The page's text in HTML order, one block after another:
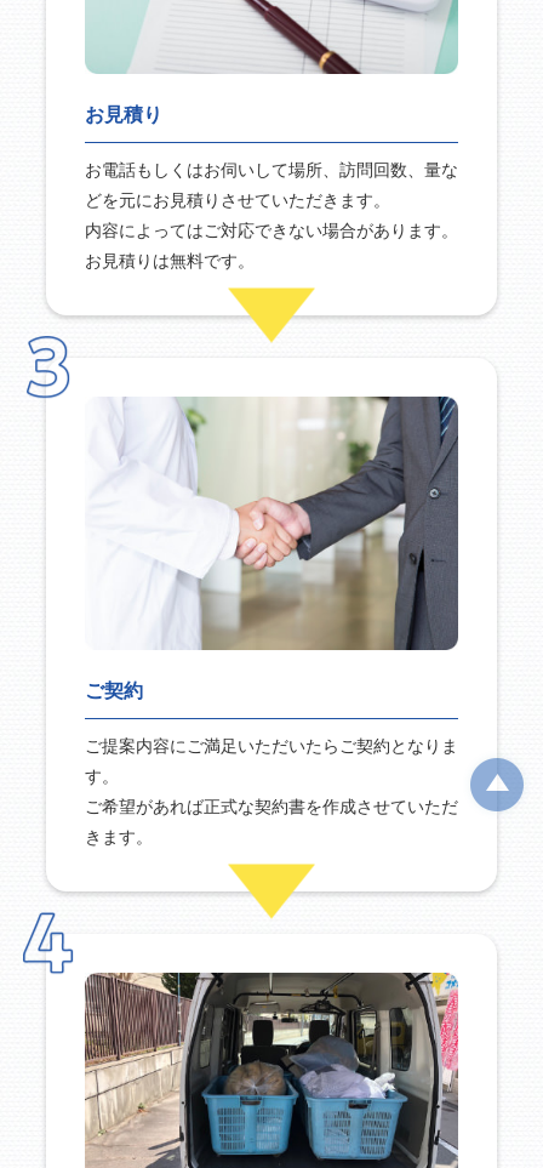
お見積り
お電話もしくはお伺いして場所、訪問回数、量な
どを元にお見積りさせていただきます。
内容によってはご対応できない場合があります。
お見積りは無料です。
ご契約
ご提案内容にご満足いただいたらご契約となりま
す。
ご希望があれば正式な契約書を作成させていただ
きます。